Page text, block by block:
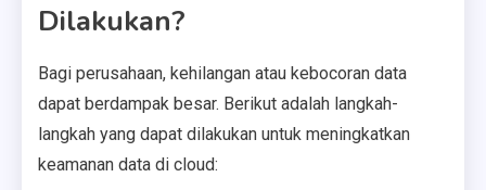
Dilakukan?
Bagi perusahaan, kehilangan atau kebocoran data
dapat berdampak besar. Berikut adalah langkah-
langkah yang dapat dilakukan untuk meningkatkan
keamanan data di cloud: